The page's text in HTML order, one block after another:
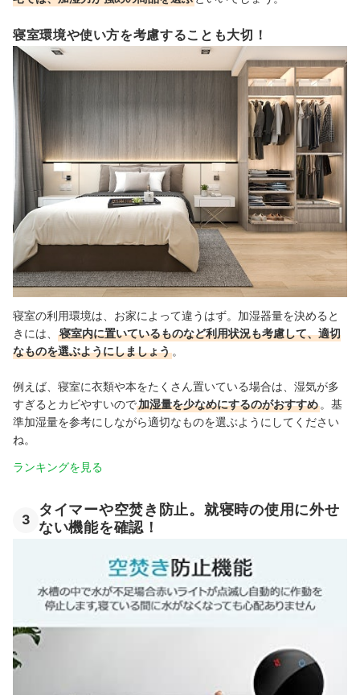
寝室環境や使い方を考慮することも大切！
寝室の利用環境は、お家によって違うはず。加湿器量を決めると
きには、
寝室内に置いているものなど利用状況も考慮して、適切
なものを選ぶようにしましょう 。
例えば、寝室に衣類や本をたくさん置いている場合は、湿気が多
すぎるとカビやすいので加湿量を少なめにするのがおすすめ 。基
準加湿量を参考にしながら適切なものを選ぶようにしてください
ね。
ランキングを見る
3
タイマーや空焚き防止。就寝時の使用に外せ
ない機能を確認！